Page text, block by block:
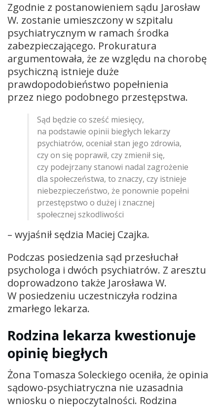
Zgodnie z postanowieniem sądu Jarosław
W. zostanie umieszczony w szpitalu
psychiatrycznym w ramach środka
zabezpieczającego. Prokuratura
argumentowała, że ze względu na chorobę
psychiczną istnieje duże
prawdopodobieństwo popełnienia
przez niego podobnego przestępstwa.
Sąd będzie co sześć miesięcy,
na podstawie opinii biegłych lekarzy
psychiatrów, oceniał stan jego zdrowia,
czy on się poprawił, czy zmienił się,
czy podejrzany stanowi nadal zagrożenie
dla społeczeństwa, to znaczy, czy istnieje
niebezpieczeństwo, że ponownie popełni
przestępstwo o dużej i znacznej
społecznej szkodliwości
– wyjaśnił sędzia Maciej Czajka.
Podczas posiedzenia sąd przesłuchał
psychologa i dwóch psychiatrów. Z aresztu
doprowadzono także Jarosława W.
W posiedzeniu uczestniczyła rodzina
zmarłego lekarza.
Rodzina lekarza kwestionuje
opinię biegłych
Żona Tomasza Soleckiego oceniła, że opinia
sądowo-psychiatryczna nie uzasadnia
wniosku o niepoczytalności. Rodzina